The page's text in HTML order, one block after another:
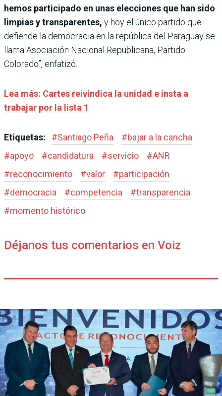
hemos participado en unas elecciones que han sido
limpias y transparentes, y hoy el único partido que
defiende la democracia en la república del Paraguay se
llama Asociación Nacional Republicana, Partido
Colorado”, enfatizó.
Lea más: Cartes reivindica la unidad e insta a
trabajar por la lista 1
Etiquetas: #Santiago Peña #bajar a la cancha
#apoyo #candidatura #servicio #ANR
#reconocimiento #valor #participación
#democracia #competencia #transparencia
#momento histórico
Déjanos tus comentarios en Voiz